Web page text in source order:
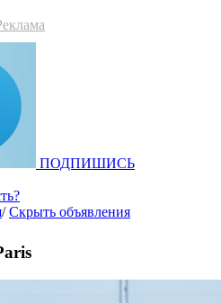
ПОДПИШИСЬ
/Скрыть объявления